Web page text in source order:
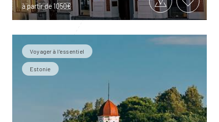
à partir de 1050€
Voyager à l’essentiel
Estonie